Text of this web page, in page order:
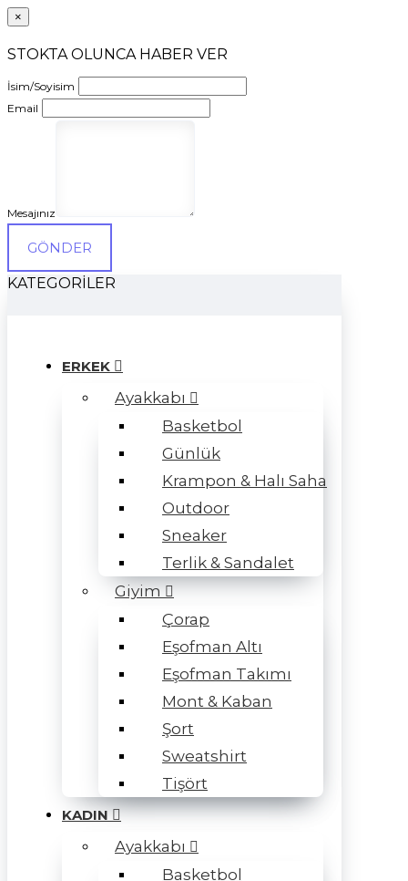
×
STOKTA OLUNCA HABER VER
İsim/Soyisim
Email
Mesajınız
GÖNDER
KATEGORILER
ERKEK
Ayakkabı
Basketbol
Günlük
Krampon & Halı Saha
Outdoor
Sneaker
Terlik & Sandalet
Giyim
Çorap
Eşofman Altı
Eşofman Takımı
Mont & Kaban
Şort
Sweatshirt
Tişört
KADIN
Ayakkabı
Basketbol